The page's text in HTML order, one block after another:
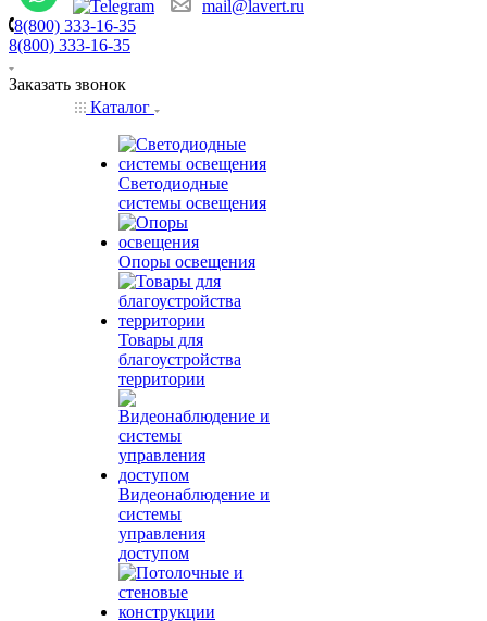
mail@lavert.ru
8(800) 333-16-35
8(800) 333-16-35
Заказать звонок
Каталог
Светодиодные
системы освещения
Опоры освещения
Товары для
благоустройства
территории
Видеонаблюдение и
системы
управления
доступом